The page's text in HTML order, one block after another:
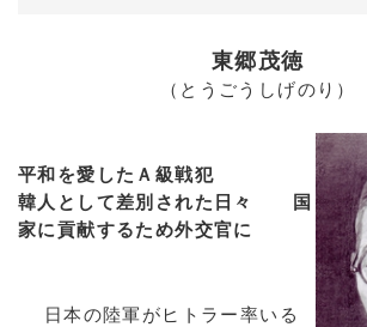
東郷茂徳
（とうごうしげのり）
平和を愛したＡ級戦犯
韓人として差別された日々 国
家に貢献するため外交官に
日本の陸軍がヒトラー率いる